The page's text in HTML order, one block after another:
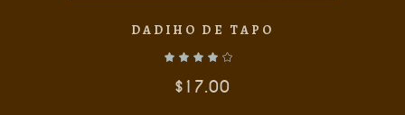
DADIHO DE TAPO
$17.00